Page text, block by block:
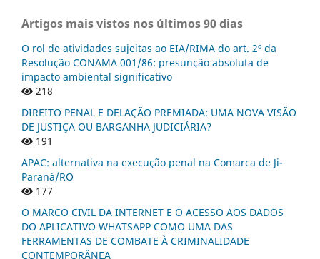
Artigos mais vistos nos últimos 90 dias
O rol de atividades sujeitas ao EIA/RIMA do art. 2º da
Resolução CONAMA 001/86: presunção absoluta de
impacto ambiental significativo
218
DIREITO PENAL E DELAÇÃO PREMIADA: UMA NOVA VISÃO
DE JUSTIÇA OU BARGANHA JUDICIÁRIA?
191
APAC: alternativa na execução penal na Comarca de Ji-
Paraná/RO
177
O MARCO CIVIL DA INTERNET E O ACESSO AOS DADOS
DO APLICATIVO WHATSAPP COMO UMA DAS
FERRAMENTAS DE COMBATE À CRIMINALIDADE
CONTEMPORÂNEA